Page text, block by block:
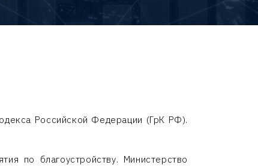
Российской Федерации (ГрК РФ).
по благоустройству. Министерство